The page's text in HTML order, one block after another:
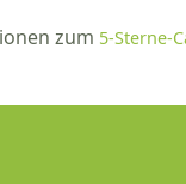
zum 5-Sterne-